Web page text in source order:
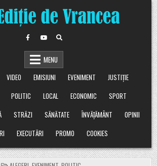
MENU
VIDEO EMISIUNI EVENIMENT
JUSTIȚIE
POLITIC LOCAL ECONOMIC
SPORT
STRĂZI SĂNĂTATE ÎNVĂȚĂMÂNT
OPINII
EXECUTĂRI PROMO COOKIES